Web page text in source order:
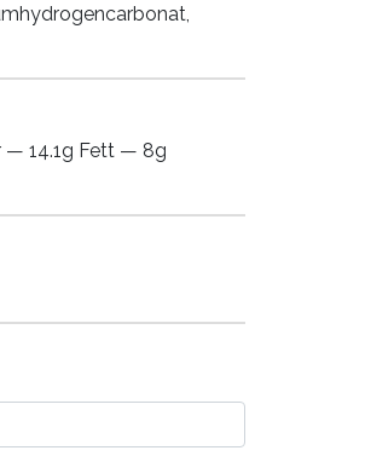
— 14.1g Fett — 8g